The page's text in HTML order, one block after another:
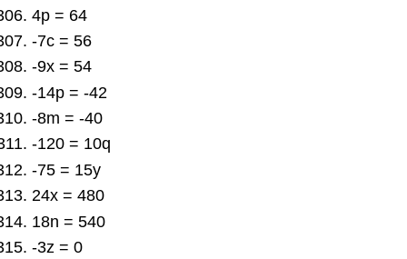
4p = 64
-7c = 56
-9x = 54
-14p = -42
-8m = -40
-120 = 10q
-75 = 15y
24x = 480
18n = 540
-3z = 0